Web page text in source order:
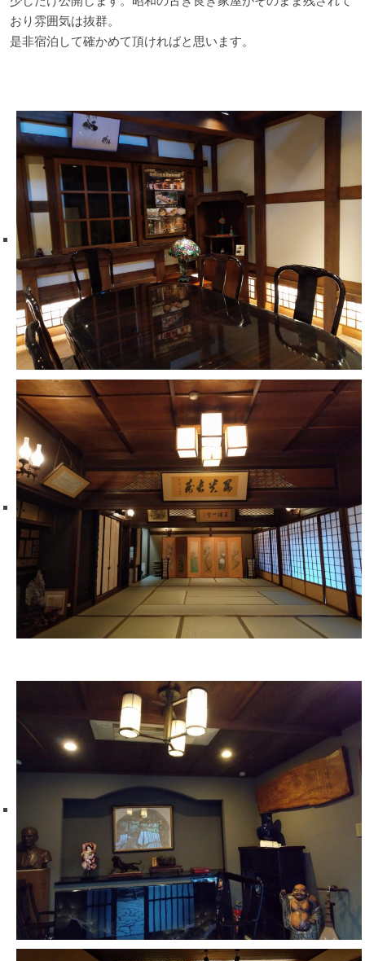
おり雰囲気は抜群。
是非宿泊して確かめて頂ければと思います。